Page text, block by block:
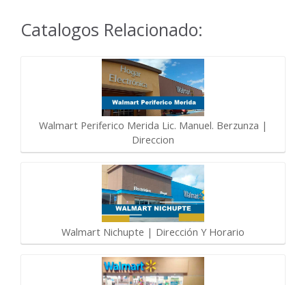
Catalogos Relacionado:
Walmart Periferico Merida Lic. Manuel. Berzunza |
Direccion
Walmart Nichupte | Dirección Y Horario